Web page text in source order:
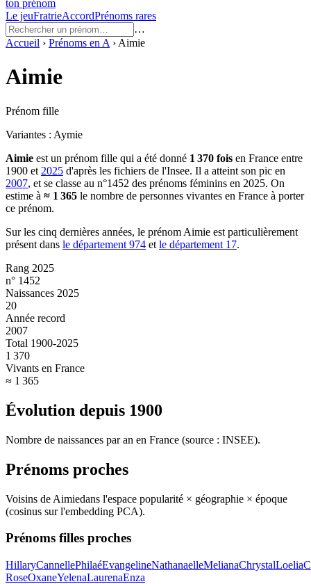
ton prénom
Le jeuFratrieAccordPrénoms rares
…
Accueil › Prénoms en A › Aimie
Aimie
Prénom fille
Variantes : Aymie
Aimie est un prénom fille qui a été donné 1 370 fois en France entre
1900 et 2025 d'après les fichiers de l'Insee. Il a atteint son pic en
2007, et se classe au n°1452 des prénoms féminins en 2025. On
estime à ≈ 1 365 le nombre de personnes vivantes en France à porter
ce prénom.
Sur les cinq dernières années, le prénom Aimie est particulièrement
présent dans le département 974 et le département 17.
Rang 2025
n° 1452
Naissances 2025
20
Année record
2007
Total 1900-2025
1 370
Vivants en France
≈ 1 365
Évolution depuis 1900
Nombre de naissances par an en France (source : INSEE).
Prénoms proches
Voisins de Aimiedans l'espace popularité × géographie × époque
(cosinus sur l'embedding PCA).
Prénoms filles proches
HillaryCannellePhilaéEvangelineNathanaelleMelianaChrystalLoelia
RoseOxaneYelenaLaurenaEnza